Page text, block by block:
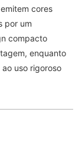
cores
por um
compacto
enquanto
uso rigoroso